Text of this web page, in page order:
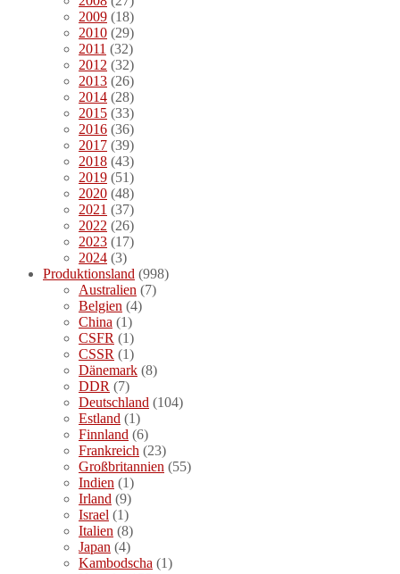
2009 (18)
2010 (29)
2011 (32)
2012 (32)
2013 (26)
2014 (28)
2015 (33)
2016 (36)
2017 (39)
2018 (43)
2019 (51)
2020 (48)
2021 (37)
2022 (26)
2023 (17)
2024 (3)
Produktionsland (998)
Australien (7)
Belgien (4)
China (1)
CSFR (1)
CSSR (1)
Dänemark (8)
DDR (7)
Deutschland (104)
Estland (1)
Finnland (6)
Frankreich (23)
Großbritannien (55)
Indien (1)
Irland (9)
Israel (1)
Italien (8)
Japan (4)
Kambodscha (1)